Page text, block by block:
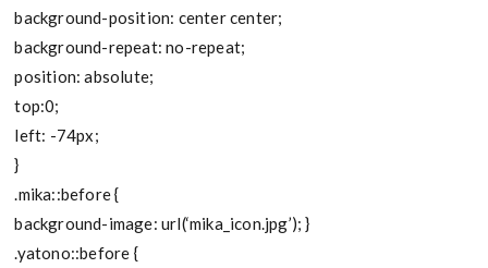
background-position: center center;
background-repeat: no-repeat;
position: absolute;
top:0;
left: -74px;
}
.mika::before {
background-image: url(‘mika_icon.jpg’); }
.yatono::before {